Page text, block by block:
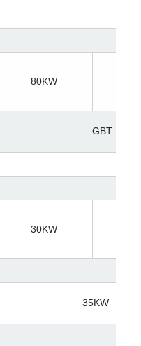
80KW
GBT（
30KW
35KW